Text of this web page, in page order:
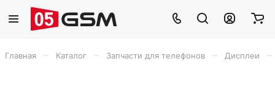
Главная Каталог Запчасти для телефонов Дисплеи